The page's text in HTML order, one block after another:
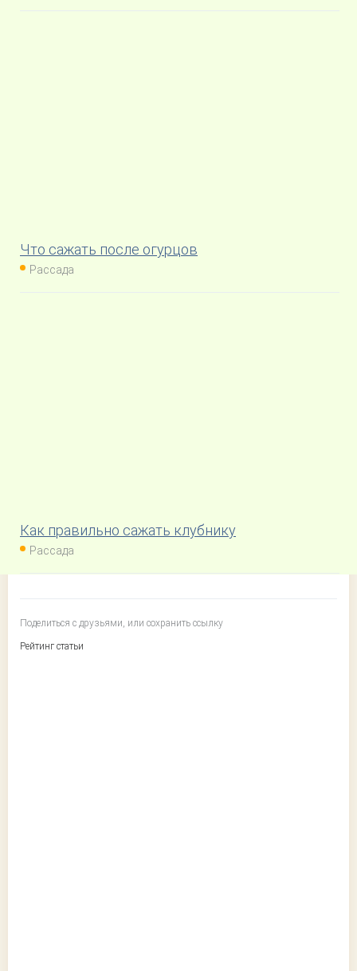
Что сажать после огурцов
Рассада
Как правильно сажать клубнику
Рассада
Поделиться с друзьями, или сохранить ссылку
Рейтинг статьи